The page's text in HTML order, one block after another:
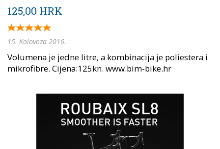
125,00 HRK
15. Kolovoza 2016.
Volumena je jedne litre, a kombinacija je poliestera i
mikrofibre. Cijena:125kn. www.bim-bike.hr